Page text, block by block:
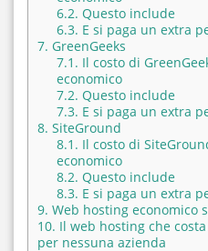
6.2. Questo include
6.3. E si paga un extra
7. GreenGeeks
7.1. Il costo di
economico
7.2. Questo include
7.3. E si paga un extra
8. SiteGround
8.1. Il costo di
economico
8.2. Questo include
8.3. E si paga un extra
9. Web hosting economico
10. Il web hosting che
per nessuna azienda